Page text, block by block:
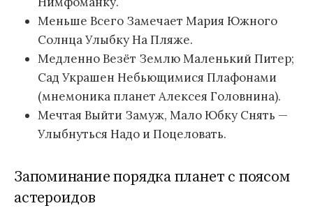
Меньше Всего Замечает Мария Южного
Солнца Улыбку На Пляже.
Медленно Везёт Землю Маленький Питер;
Сад Украшен Небьющимися Плафонами
(мнемоника планет Алексея Головнина).
Мечтая Выйти Замуж, Мало Юбку Снять —
Улыбнуться Надо и Поцеловать.
Запоминание порядка планет с поясом
астероидов